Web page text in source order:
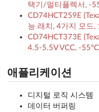
택기/멀티플렉서, -
CD74HCT259E
능 래치, 4가지 모드,
CD74HCT373E
4.5-5.5V VCC, -
애플리케이션
디지털 로직 시스템
데이터 버퍼링